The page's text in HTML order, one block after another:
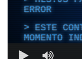
ERROR
ESTE
MOMENTO